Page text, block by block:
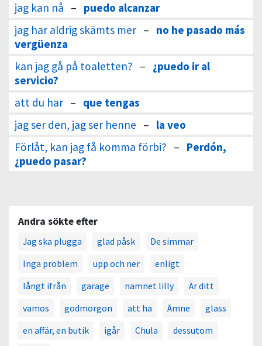
jag kan nå – puedo alcanzar
jag har aldrig skämts mer – no he pasado más
vergüenza
kan jag gå på toaletten? – ¿puedo ir al
servicio?
att du har – que tengas
jag ser den, jag ser henne – la veo
Förlåt, kan jag få komma förbi? – Perdón,
¿puedo pasar?
Andra sökte efter
Jag ska plugga glad påsk
De simmar
Inga problem
upp och ner
enligt
långt ifrån
garage namnet lilly
Är ditt
vamos
godmorgon att ha Ämne
glass
en affär, en butik
igår Chula
dessutom